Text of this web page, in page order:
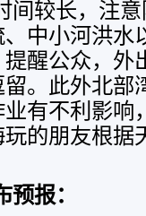
间较长，注
中小河洪水
醒公众，外
。此外北部
有不利影响
的朋友根据
报：